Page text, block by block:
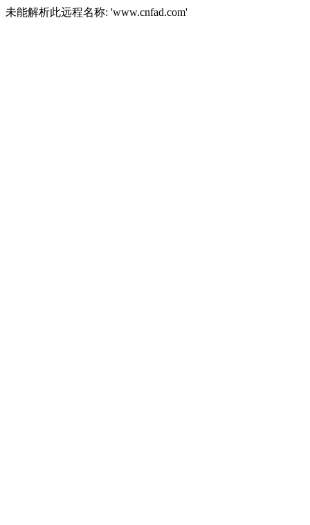
未能解析此远程名称: 'www.cnfad.com'